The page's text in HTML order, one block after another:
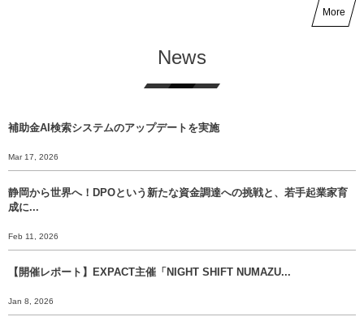
More
News
補助金AI検索システムのアップデートを実施
Mar 17, 2026
静岡から世界へ！DPOという新たな資金調達への挑戦と、若手起業家育
成に...
Feb 11, 2026
【開催レポート】EXPACT主催「NIGHT SHIFT NUMAZU...
Jan 8, 2026